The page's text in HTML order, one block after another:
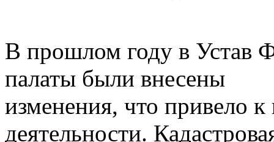
В прошлом году в Устав
палаты были внесены
изменения, что привело
деятельности.